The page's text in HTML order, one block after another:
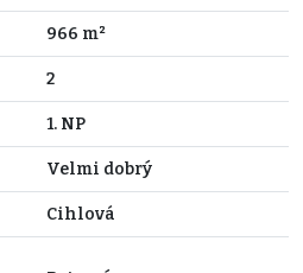
966 m²
2
1. NP
Velmi dobrý
Cihlová